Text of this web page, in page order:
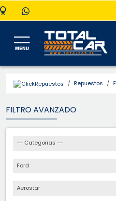
Repuestos
FILTRO AVANZADO
-- Categorias --
Ford
Aerostar